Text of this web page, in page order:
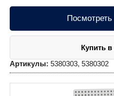
Купить в
Артикулы: 5380303, 5380302